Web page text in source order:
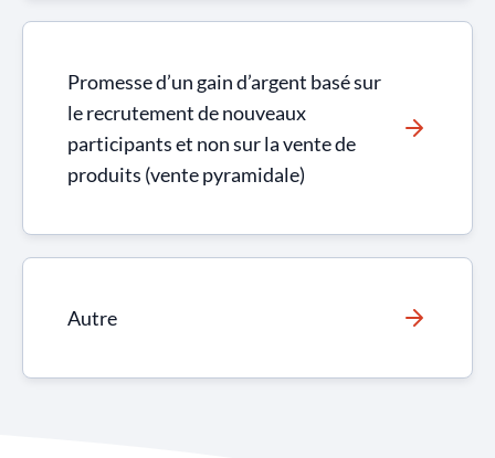
Promesse d’un gain d’argent basé sur
le recrutement de nouveaux
participants et non sur la vente de
produits (vente pyramidale)
Autre